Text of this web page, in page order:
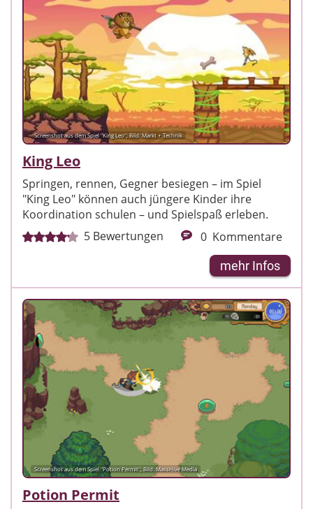
Screenshot aus dem Spiel "King Leo"; Bild: Markt + Technik
King Leo
Springen, rennen, Gegner besiegen – im Spiel
"King Leo" können auch jüngere Kinder ihre
Koordination schulen – und Spielspaß erleben.
5 Bewertungen 0 Kommentare
mehr Infos
Screenshot aus dem Spiel "Potion Permit"; Bild: MassHive Media
Potion Permit